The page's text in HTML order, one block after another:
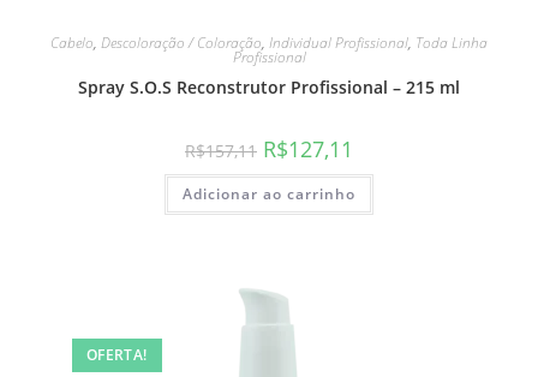
Cabelo, Descoloração / Coloração, Individual Profissional, Toda Linha
Profissional
Spray S.O.S Reconstrutor Profissional – 215 ml
R$157,11 R$127,11
Adicionar ao carrinho
OFERTA!